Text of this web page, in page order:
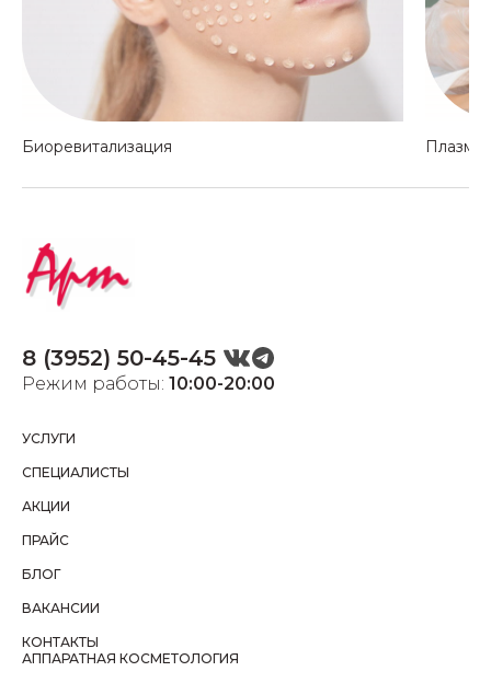
Биоревитализация
Режим работы: 10:00-20:00
8 (3952) 50-45-45
УСЛУГИ
СПЕЦИАЛИСТЫ
АКЦИИ
ПРАЙС
БЛОГ
ВАКАНСИИ
КОНТАКТЫ
АППАРАТНАЯ КОСМЕТОЛОГИЯ